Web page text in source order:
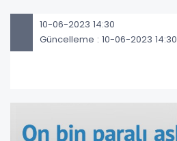
10-06-2023 14:30
Güncelleme : 10-06-2023 14:30